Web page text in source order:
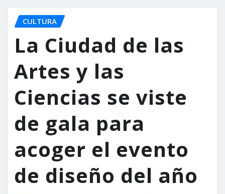
CULTURA
La Ciudad de las
Artes y las
Ciencias se viste
de gala para
acoger el evento
de diseño del año